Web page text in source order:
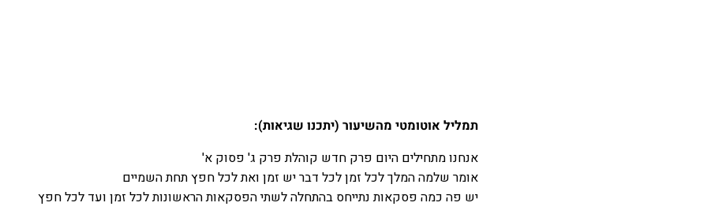
תמליל אוטומטי מהשיעור (יתכנו שגיאות):
אנחנו מתחילים היום פרק חדש קוהלת פרק ג' פסוק א'
אומר שלמה המלך לכל זמן לכל דבר יש זמן ואת לכל חפץ תחת השמיים
יש פה כמה פסקאות נתייחס בהתחלה לשתי הפסקאות הראשונות לכל זמן ועד לכל חפץ